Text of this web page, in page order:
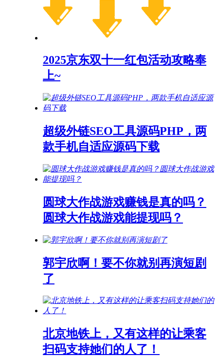
2025京东双十一红包活动攻略奉
上~
超级外链SEO工具源码PHP，两
款手机自适应源码下载
圆球大作战游戏赚钱是真的吗？
圆球大作战游戏能提现吗？
郭宇欣啊！要不你就别再演短剧
了
北京地铁上，又有这样的让乘客
扫码支持她们的人了！